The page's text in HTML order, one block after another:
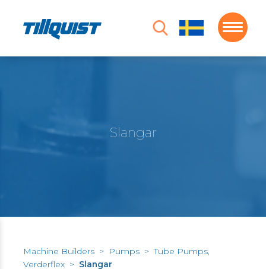
Slangar
Machine Builders > Pumps >Tube Pumps,
Verderflex > Slangar